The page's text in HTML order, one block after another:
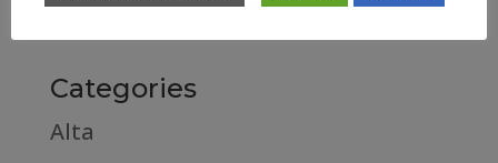
Categories
Alta